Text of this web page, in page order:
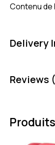
Contenu de
Delivery
Reviews